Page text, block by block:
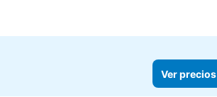
Ver precios